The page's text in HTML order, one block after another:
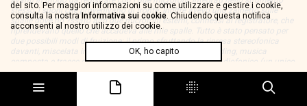
stesso, i suoni che provenivano di fronte. Inoltre avevo uno zainetto sulle
spalle dove ho ?ssato altri due microfoni esterni, connessi al registratore, che
riprendevano quello che accadeva alle mie spalle. Tutto è stato pensato per
due possibili modi di fruizione: il primo sfruttando la ripresa stereofonica
davanti, miscelata in post produzione ad altri ?elds recording, musica
composta e tracce di Beethoven e Liszt per un prodotto radiofonico (un unico
file di venticinque minuti) e una futura pubblicazione per un'eventuale label
(sei tracce sonore); per il secondo grazie alla ripresa su quattro canali, ho
ricreato l?ambiente sonoro della pedalata aggiungendo ulteriori sonorità in
del sito. Per maggiori informazioni su come utilizzare e gestire i cookie,
consulta la nostra Informativa sui cookie. Chiudendo questa notifica
acconsenti al nostro utilizzo dei cookie.
OK, ho capito